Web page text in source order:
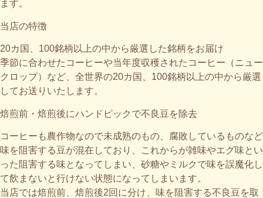
ます。
当店の特徴​
20カ国、100銘柄以上の中から厳選した銘柄をお届け​
季節に合わせたコーヒーや当年度収穫されたコーヒー（ニュー
クロップ）など、全世界の20カ国、100銘柄以上の中から厳選
してお送りいたします。
焙煎前・焙煎後にハンドピックで不良豆を除去​
コーヒーも農作物なので未成熟のもの、腐敗しているものなど
味を阻害する豆が混在しており、これからが雑味やエグ味とい
った阻害する味となってしまい、砂糖やミルクで味を誤魔化し
て飲まないと行けない状態になってしまいます。
当店では焙煎前、焙煎後2回に分け、味を阻害する不良豆を取